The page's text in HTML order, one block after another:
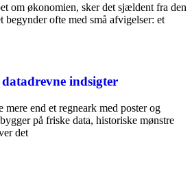
om økonomien, sker det sjældent fra den
begynder ofte med små afvigelser: et
indsigter
end et regneark med poster og
på friske data, historiske mønstre
det